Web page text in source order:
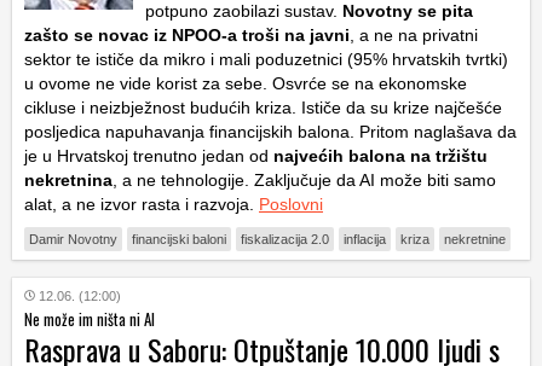
potpuno zaobilazi sustav. Novotny se pita
zašto se novac iz NPOO-a troši na javni, a ne na privatni
sektor te ističe da mikro i mali poduzetnici (95% hrvatskih tvrtki)
u ovome ne vide korist za sebe. Osvrće se na ekonomske
cikluse i neizbježnost budućih kriza. Ističe da su krize najčešće
posljedica napuhavanja financijskih balona. Pritom naglašava da
je u Hrvatskoj trenutno jedan od najvećih balona na tržištu
nekretnina, a ne tehnologije. Zaključuje da AI može biti samo
alat, a ne izvor rasta i razvoja. Poslovni
Damir Novotny financijski baloni fiskalizacija 2.0 inflacija kriza nekretnine
12.06. (12:00)
Ne može im ništa ni AI
Rasprava u Saboru: Otpuštanje 10.000 ljudi s